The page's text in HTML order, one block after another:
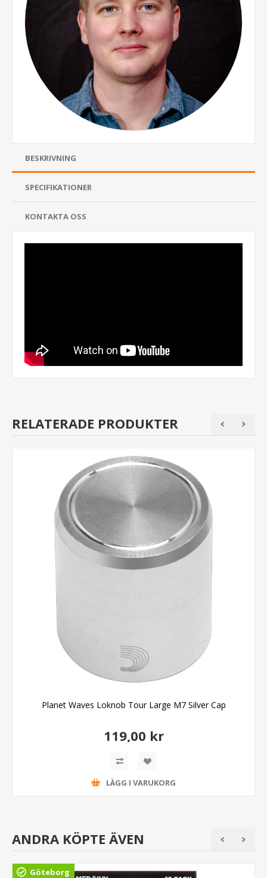
BESKRIVNING
SPECIFIKATIONER
KONTAKTA OSS
RELATERADE PRODUKTER
Planet Waves Loknob Tour Large M7 Silver Cap
119,00 kr
LÄGG I VARUKORG
ANDRA KÖPTE ÄVEN
Göteborg